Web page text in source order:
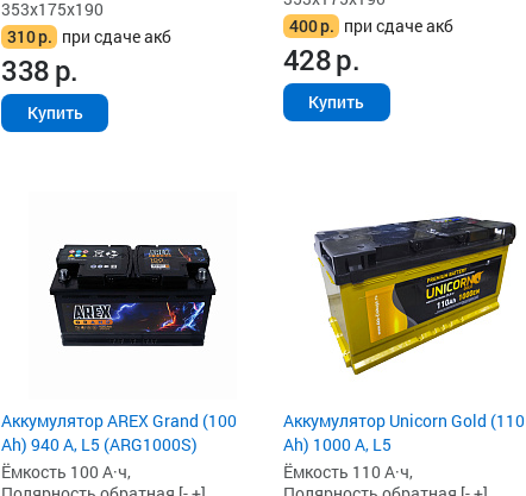
353x175x190
310р. при сдаче акб
338р.
Купить
400р. при сдаче акб
428р.
Купить
Аккумулятор AREX Grand (100
Ah) 940 А, L5 (ARG1000S)
Ёмкость 100 А·ч,
Аккумулятор Unicorn Gold (110
Ah) 1000 А, L5
Ёмкость 110 А·ч,